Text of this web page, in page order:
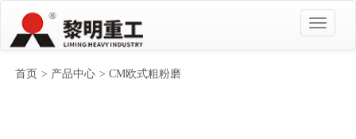
首页 > 产品中心 > CM欧式粗粉磨